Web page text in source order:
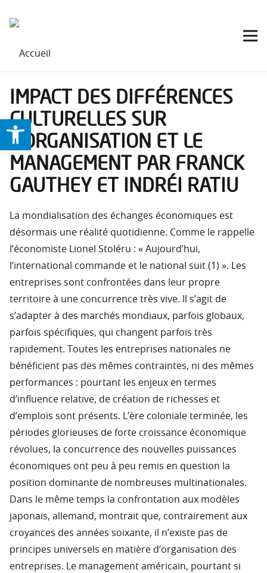
Ouvrir la barre d’outils
IMPACT DES DIFFÉRENCES
CULTURELLES SUR
L’ORGANISATION ET LE
MANAGEMENT PAR FRANCK
GAUTHEY ET INDRÉI RATIU
La mondialisation des échanges économiques est
désormais une réalité quotidienne. Comme le rappelle
l’économiste Lionel Stoléru : « Aujourd’hui,
l’international commande et le national suit (1) ». Les
entreprises sont confrontées dans leur propre
territoire à une concurrence très vive. Il s’agit de
s’adapter à des marchés mondiaux, parfois globaux,
parfois spécifiques, qui changent parfois très
rapidement. Toutes les entreprises nationales ne
bénéficient pas des mêmes contraintes, ni des mêmes
performances : pourtant les enjeux en termes
d’influence relative, de création de richesses et
d’emplois sont présents. L’ère coloniale terminée, les
périodes glorieuses de forte croissance économique
révolues, la concurrence des nouvelles puissances
économiques ont peu à peu remis en question la
position dominante de nombreuses multinationales.
Dans le même temps la confrontation aux modèles
japonais, allemand, montrait que, contrairement aux
croyances des années soixante, il n’existe pas de
principes universels en matière d’organisation des
entreprises. Le management américain, pourtant si